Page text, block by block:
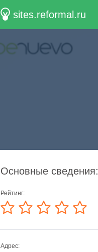
sites.reformal.ru
Основные сведения:
Рейтинг:
Адрес: